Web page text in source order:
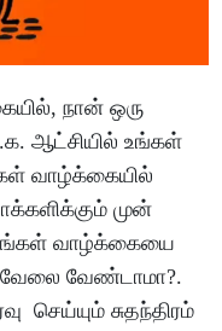
நான் ஒரு
ஆட்சியில் உங்கள்
வாழ்க்கையில்
முன்
வாழ்க்கையை
வேலை வேண்டாமா?.
செய்யும் சுதந்திரம்